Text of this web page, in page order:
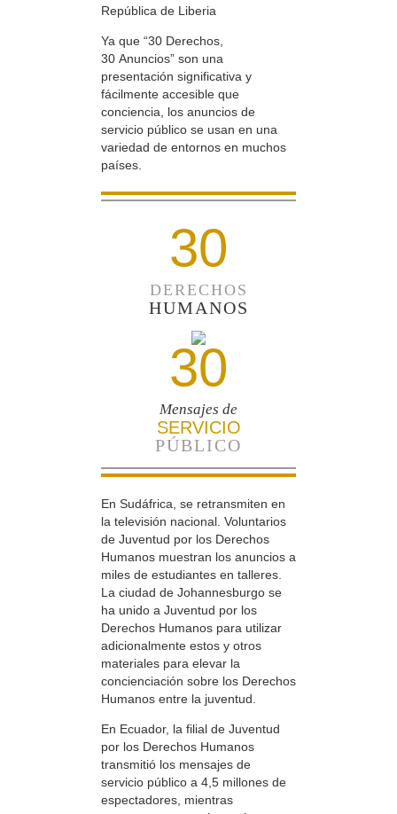
República de Liberia
Ya que “30 Derechos,
30 Anuncios” son una
presentación significativa y
fácilmente accesible que
conciencia, los anuncios de
servicio público se usan en una
variedad de entornos en muchos
países.
30
DERECHOS
HUMANOS
30
Mensajes de
SERVICIO
PÚBLICO
En Sudáfrica, se retransmiten en
la televisión nacional. Voluntarios
de Juventud por los Derechos
Humanos muestran los anuncios a
miles de estudiantes en talleres.
La ciudad de Johannesburgo se
ha unido a Juventud por los
Derechos Humanos para utilizar
adicionalmente estos y otros
materiales para elevar la
concienciación sobre los Derechos
Humanos entre la juventud.
En Ecuador, la filial de Juventud
por los Derechos Humanos
transmitió los mensajes de
servicio público a 4,5 millones de
espectadores, mientras